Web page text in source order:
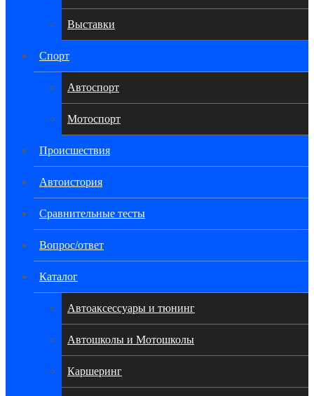
Выставки
Спорт
Автоспорт
Мотоспорт
Происшествия
Автоистория
Сравнительные тесты
Вопрос/ответ
Каталог
Автоакcессуары и тюнинг
Автошколы и Мотошколы
Каршеринг